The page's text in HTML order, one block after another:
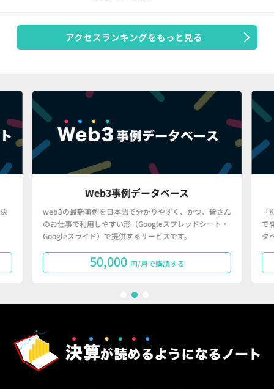
アクセスランキングをもっと見る
Web3事例データベース
web3の最新事例を日本語で分かりやすく、かつ、皆さん
のお仕事で利用しやすい形（Googleスプレッドシート・
Googleスライド）で提供するサービスです。
50,000 円/月で購読する
で
タ